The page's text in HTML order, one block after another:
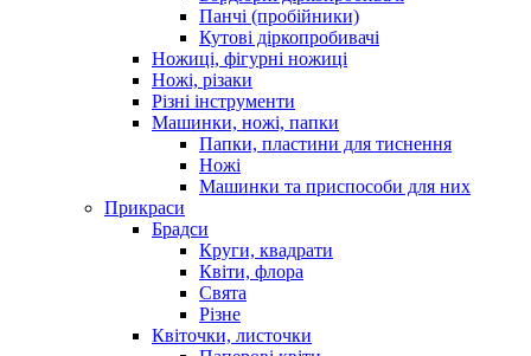
Панчі (пробійники)
Кутові діркопробивачі
Ножиці, фігурні ножиці
Ножі, різаки
Різні інструменти
Машинки, ножі, папки
Папки, пластини для тиснення
Ножі
Машинки та приспособи для них
Прикраси
Брадси
Круги, квадрати
Квіти, флора
Свята
Різне
Квіточки, листочки